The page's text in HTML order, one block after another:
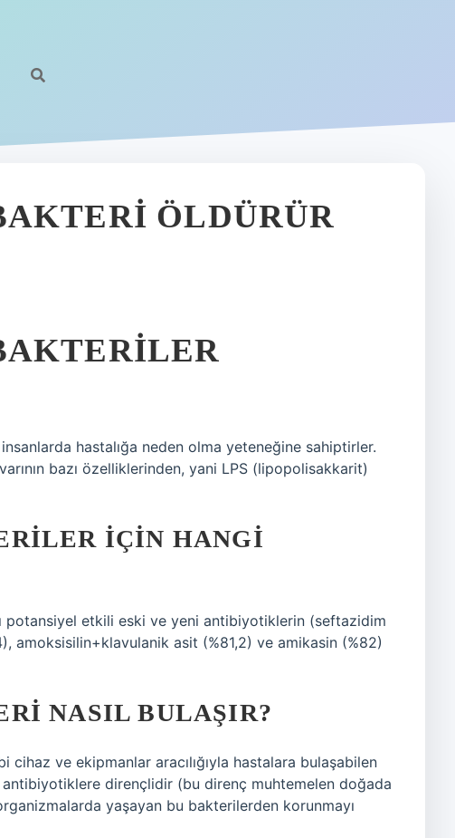
ÖLDÜRÜR
hastalığa neden olma yeteneğine sahiptirler.
bazı özelliklerinden, yani LPS (lipopolisakkarit)
IÇIN HANGI
potansiyel etkili eski ve yeni antibiyotiklerin (seftazidim
amoksisilin+klavulanik asit (%81,2) ve amikasin (%82)
NASIL BULAŞIR?
ve ekipmanlar aracılığıyla hastalara bulaşabilen
dirençlidir (bu direnç muhtemelen doğada
yaşayan bu bakterilerden korunmayı